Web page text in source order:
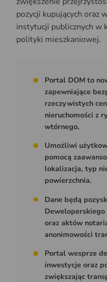
pozycji kupujących oraz
instytucji publicznych w
polityki mieszkaniowej.
Portal DOM to
zapewniające
rzeczywistych
nieruchomości z
wtórnego.
Umożliwi
pomocą
lokalizacja, typ
powierzchnia.
Dane będą
Deweloperskiego
oraz aktów
anonimowości
Portal wesprze
inwestycje oraz
zwiększając